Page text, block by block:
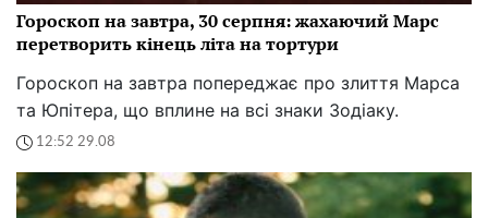
Гороскоп на завтра, 30 серпня: жахаючий Марс
перетворить кінець літа на тортури
Гороскоп на завтра попереджає про злиття Марса
та Юпітера, що вплине на всі знаки Зодіаку.
12:52 29.08